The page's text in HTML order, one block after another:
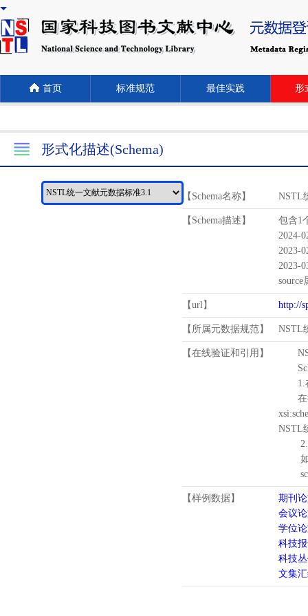
首页 标准规范 最佳实践 形
形式化描述(Schema)
【Schema名称】 NSTL
【Schema描述】
包含1
2024-
2023-
2023-
source
【url】 http://
【所属元数据规范】 NSTL
【在线验证和引用】
1.
在待
NSTL
2.
如需
【样例数据】
期刊
会议
学位
科技
科技
文集